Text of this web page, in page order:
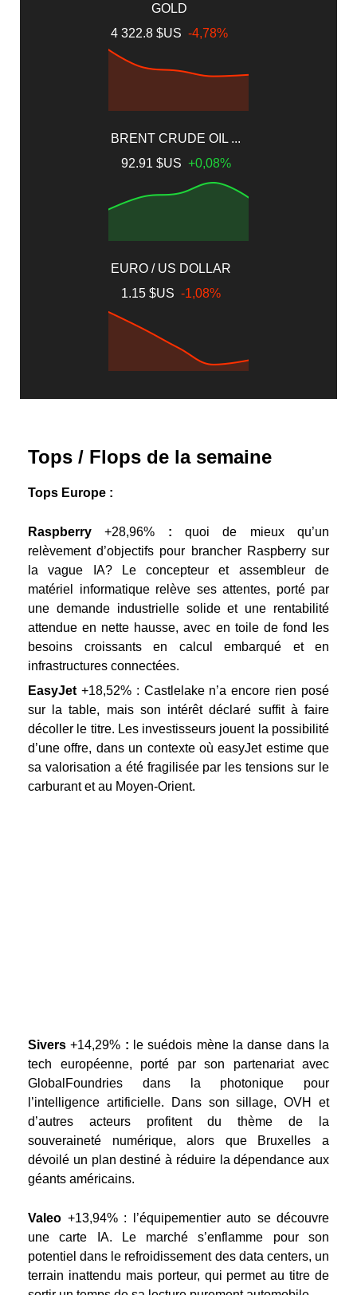
GOLD
4 322.8 $US -4,78%
BRENT CRUDE OIL ...
92.91 $US +0,08%
EURO / US DOLLAR
1.15 $US -1,08%
Tops / Flops de la semaine
Tops Europe :
Raspberry+28,96% :quoi de mieux qu’un
relèvement d’objectifs pour brancher Raspberry sur
la vague IA? Le concepteur et assembleur de
matériel informatique relève ses attentes, porté par
une demande industrielle solide et une rentabilité
attendue en nette hausse, avec en toile de fond les
besoins croissants en calcul embarqué et en
infrastructures connectées.
EasyJet +18,52% : Castlelake n’a encore rien posé
sur la table, mais son intérêt déclaré suffit à faire
décoller le titre. Les investisseurs jouent la possibilité
d’une offre, dans un contexte où easyJet estime que
sa valorisation a été fragilisée par les tensions sur le
carburant et au Moyen-Orient.
Sivers+14,29% : le suédois mène la danse dans la
tech européenne, porté par son partenariat avec
GlobalFoundries dans la photonique pour
l’intelligence artificielle. Dans son sillage, OVH et
d’autres acteurs profitent du thème de la
souveraineté numérique, alors que Bruxelles a
dévoilé un plan destiné à réduire la dépendance aux
géants américains.
Valeo +13,94% : l’équipementier auto se découvre
une carte IA. Le marché s’enflamme pour son
potentiel dans le refroidissement des data centers, un
terrain inattendu mais porteur, qui permet au titre de